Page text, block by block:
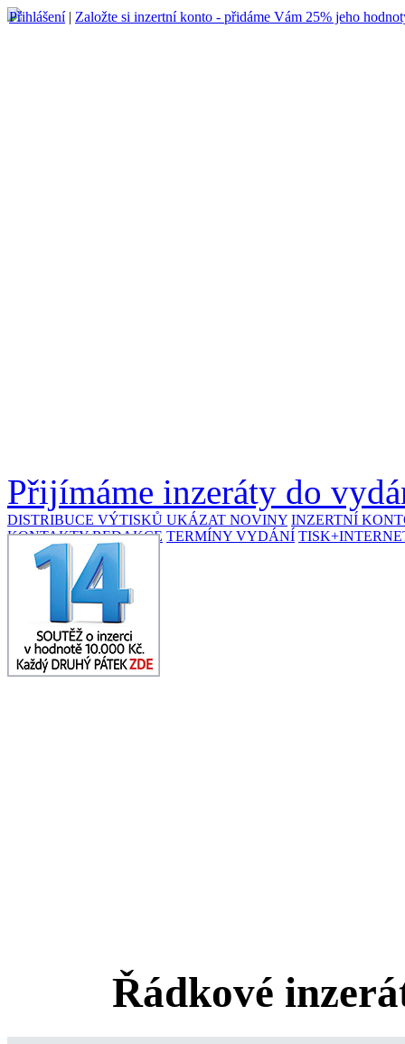
Přihlášení| Založte si inzertní konto - přidáme Vám 25% jeho
Přijímáme inzeráty do
DISTRIBUCE VÝTISKŮ UKÁZAT NOVINY INZERTNÍ
KONTAKTY REDAKCE TERMÍNY VYDÁNÍ
Řádkové